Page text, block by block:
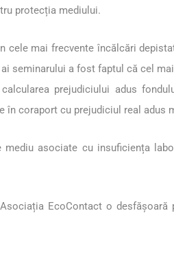
protecția mediului.
mai frecvente încălcări
seminarului a fost faptul că cel
prejudiciului adus
coraport cu prejudiciul real adus
asociate cu insuficiența
EcoContact o